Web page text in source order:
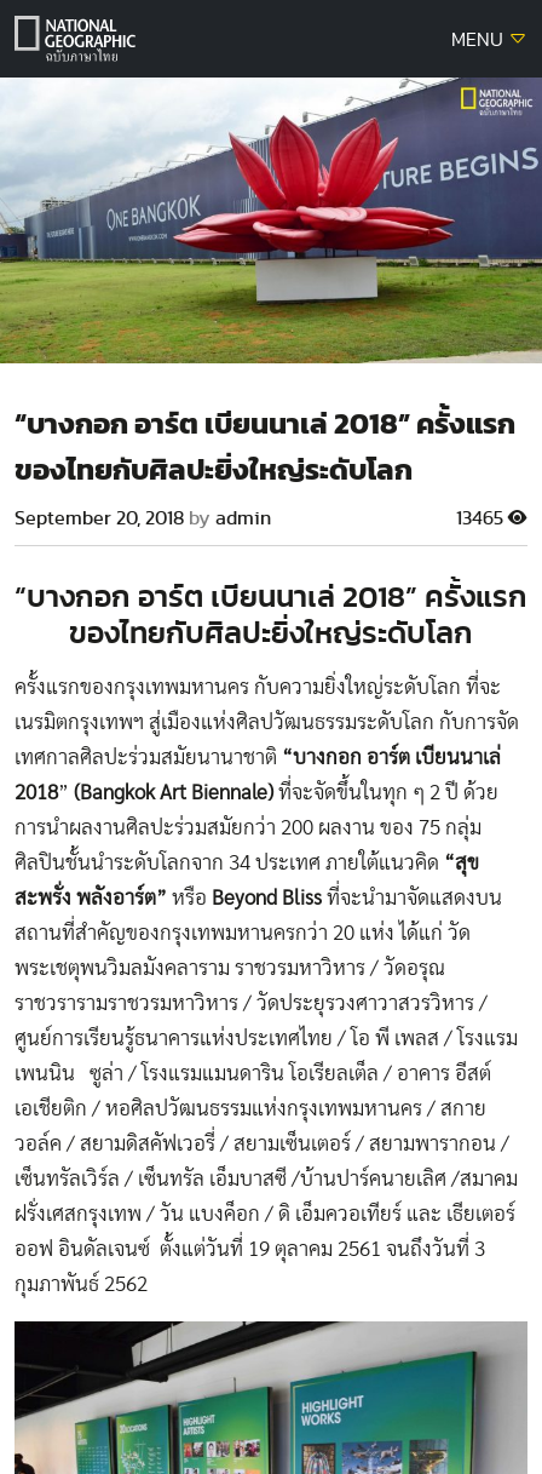
Skip
MENU
“บางกอก อาร์ต เบียนนาเล่ 2018” ครั้งแรก
ของไทยกับศิลปะยิ่งใหญ่ระดับโลก
September 20, 2018 by admin 13465
“บางกอก อาร์ต เบียนนาเล่ 2018” ครั้งแรก
ของไทยกับศิลปะยิ่งใหญ่ระดับโลก
ครั้งแรกของกรุงเทพมหานคร กับความยิ่งใหญ่ระดับโลก ที่จะ
เนรมิตกรุงเทพฯ สู่เมืองแห่งศิลปวัฒนธรรมระดับโลก กับการจัด
เทศกาลศิลปะร่วมสมัยนานาชาติ “บางกอก อาร์ต เบียนนาเล่
2018” ( Bangkok Art Biennale)ที่จะจัดขึ้นในทุก ๆ 2 ปี ด้วย
การนำผลงานศิลปะร่วมสมัยกว่า 200 ผลงาน ของ 75 กลุ่ม
ศิลปินชั้นนำระดับโลกจาก 34 ประเทศ ภายใต้แนวคิด “สุข
สะพรั่ง พลังอาร์ต” หรือ Beyond Bliss ที่จะนำมาจัดแสดงบน
สถานที่สำคัญของกรุงเทพมหานครกว่า 20 แห่ง ได้แก่ วัด
พระเชตุพนวิมลมังคลาราม ราชวรมหาวิหาร / วัดอรุณ
ราชวรารามราชวรมหาวิหาร / วัดประยุรวงศาวาสวรวิหาร /
ศูนย์การเรียนรู้ธนาคารแห่งประเทศไทย / โอ พี เพลส / โรงแรม
เพนนิน ซูล่า / โรงแรมแมนดาริน โอเรียลเต็ล / อาคาร อีสต์
เอเชียติก / หอศิลปวัฒนธรรมแห่งกรุงเทพมหานคร / สกาย
วอล์ค / สยามดิสคัฟเวอรี่ / สยามเซ็นเตอร์ / สยามพารากอน /
เซ็นทรัลเวิร์ล / เซ็นทรัล เอ็มบาสซี /บ้านปาร์คนายเลิศ /สมาคม
ฝรั่งเศสกรุงเทพ / วัน แบงค็อก / ดิ เอ็มควอเทียร์ และ เธียเตอร์
ออฟ อินดัลเจนซ์ ตั้งแต่วันที่ 19 ตุลาคม 2561 จนถึงวันที่ 3
กุมภาพันธ์ 2562